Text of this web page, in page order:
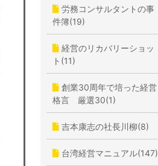
労務コンサルタントの事
件簿(19)
経営のリカバリーショッ
ト(11)
創業30周年で培った経営
格言 厳選30(1)
吉本康志の社長川柳(8)
台湾経営マニュアル(147)